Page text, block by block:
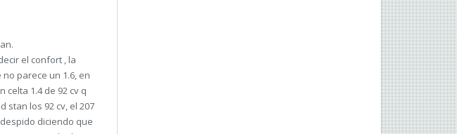
el confort , la
parece un 1.6, en
celta 1.4 de 92 cv q
stan los 92 cv, el 207
diciendo que